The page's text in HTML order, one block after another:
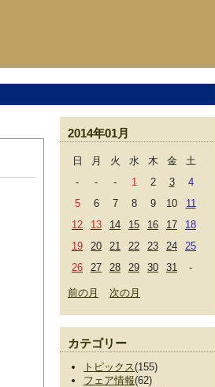
2014年01月
日 月 火 水 木 金
土
-
- - 1 2 3
4
5
6 7 8 9 10
11
12
13 14 15 16 17
18
19
20 21 22 23 24
25
26
27 28 29 30 31 -
前の月 次の月
カテゴリー
トピックス(155)
フェア情報(62)